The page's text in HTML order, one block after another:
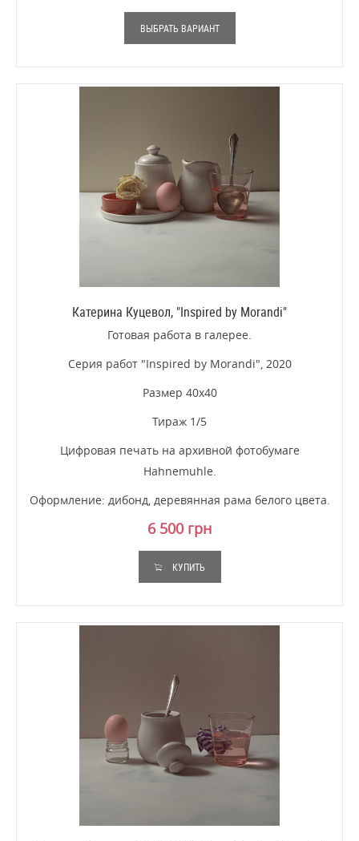
ВЫБРАТЬ ВАРИАНТ
Катерина Куцевол, "Inspired by Morandi"
Готовая работа в галерее.
Серия работ "Inspired by Morandi", 2020
Размер 40х40
Тираж 1/5
Цифровая печать на архивной фотобумаге
Hahnemuhle.
Оформление: дибонд, деревянная рама белого цвета.
6 500 грн
КУПИТЬ